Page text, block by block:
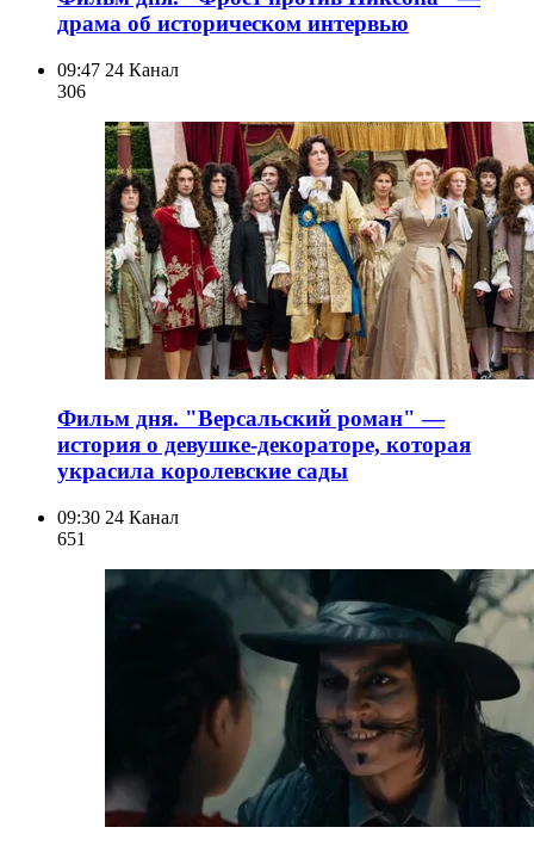
драма об историческом интервью
09:47 24 Канал
306
Фильм дня. "Версальский роман" —
история о девушке-декораторе, которая
украсила королевские сады
09:30 24 Канал
651